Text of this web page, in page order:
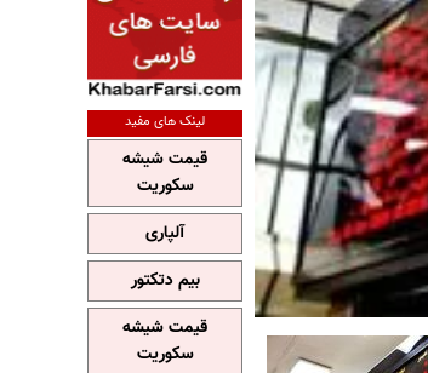
لینک های مفید
قیمت شیشه
سکوریت
آلپاری
بیم دتکتور
قیمت شیشه
سکوریت